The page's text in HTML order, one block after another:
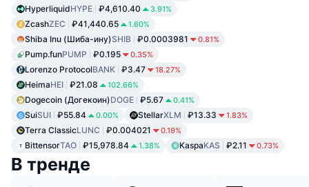
HyperliquidHYPE ₽4,610.40 3.91%
ZcashZEC ₽41,440.65 1.60%
Shiba Inu (Шиба-ину)SHIB ₽0.0003981 0.81%
Pump.funPUMP ₽0.195 0.35%
Lorenzo ProtocolBANK ₽3.47 18.27%
HeimaHEI ₽21.08 102.66%
Dogecoin (Догекоин)DOGE ₽5.67 0.41%
SuiSUI ₽55.84 0.00% StellarXLM ₽13.33 1.83%
Terra ClassicLUNC ₽0.004021 0.19%
BittensorTAO ₽15,978.84 1.38% KaspaKAS ₽2.11 0.73%
В тренде